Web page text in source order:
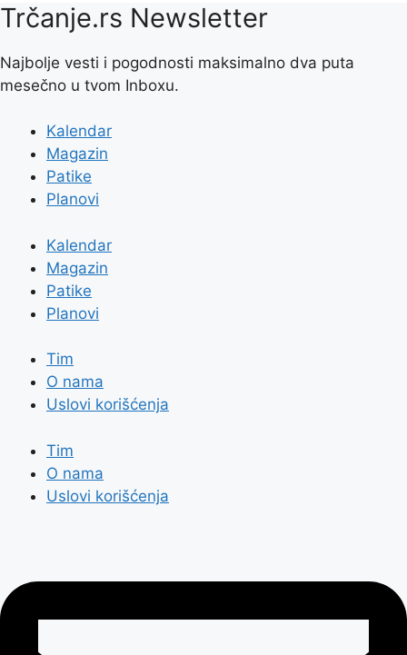
Trčanje.rs Newsletter
Najbolje vesti i pogodnosti maksimalno dva puta
mesečno u tvom Inboxu.
Kalendar
Magazin
Patike
Planovi
Kalendar
Magazin
Patike
Planovi
Tim
O nama
Uslovi korišćenja
Tim
O nama
Uslovi korišćenja